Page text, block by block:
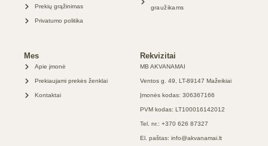
Prekių grąžinimas
Privatumo politika
graužikams
Mes
Apie įmonė
Prekiaujami prekės ženklai
Kontaktai
Rekvizitai
MB AKVANAMAI
Ventos g. 49, LT-89147 Mažeikiai
Įmonės kodas: 306367166
PVM kodas: LT100016142012
Tel. nr.: +370 626 87327
El. paštas: info@akvanamai.lt